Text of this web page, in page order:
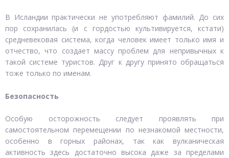
В Исландии практически не употребляют фамилий. До сих
пор сохранилась (и с гордостью культивируется, кстати)
средневековая система, когда человек имеет только имя и
отчество, что создает массу проблем для непривычных к
такой системе туристов. Друг к другу принято обращаться
тоже только по именам.
Безопасность
Особую осторожность следует проявлять при
самостоятельном перемещении по незнакомой местности,
особенно в горных районах, так как вулканическая
активность здесь достаточно высока даже за пределами